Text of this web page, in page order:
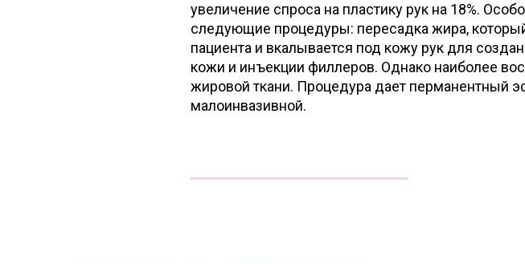
увеличение спроса на пластику рук на 18%.
следующие процедуры: пересадка жира,
пациента и вкалывается под кожу рук для
кожи и инъекции филлеров. Однако наиболее
жировой ткани. Процедура дает перманентный
малоинвазивной.